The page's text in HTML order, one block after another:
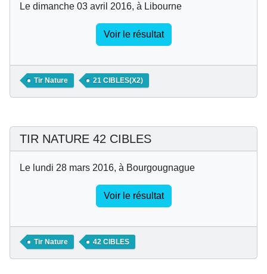
Le dimanche 03 avril 2016, à Libourne
Voir le résultat
Tir Nature 21 CIBLES(X2)
TIR NATURE 42 CIBLES
Le lundi 28 mars 2016, à Bourgougnague
Voir le résultat
Tir Nature 42 CIBLES